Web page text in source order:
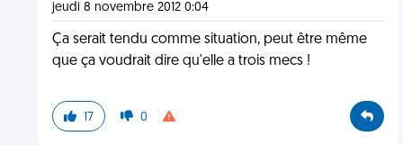
jeudi 8 novembre 2012 0:04
Ça serait tendu comme situation, peut être même
que ça voudrait dire qu'elle a trois mecs !
17 0